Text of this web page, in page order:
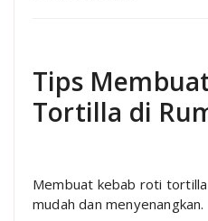
Tips
Tortilla di
Membuat kebab roti
mudah dan menyenangkan.